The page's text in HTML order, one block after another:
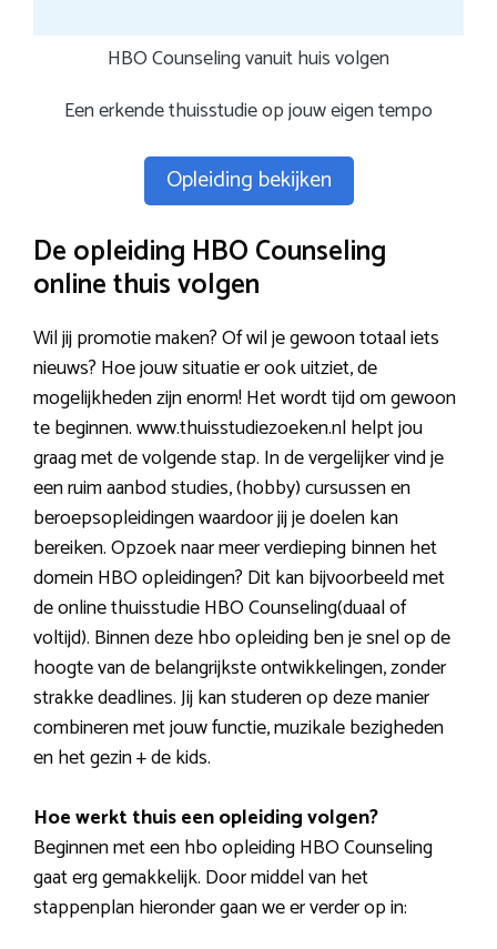
HBO Counseling vanuit huis volgen
Een erkende thuisstudie op jouw eigen tempo
Opleiding bekijken
De opleiding HBO Counseling
online thuis volgen
Wil jij promotie maken? Of wil je gewoon totaal iets
nieuws? Hoe jouw situatie er ook uitziet, de
mogelijkheden zijn enorm! Het wordt tijd om gewoon
te beginnen. www.thuisstudiezoeken.nl helpt jou
graag met de volgende stap. In de vergelijker vind je
een ruim aanbod studies, (hobby) cursussen en
beroepsopleidingen waardoor jij je doelen kan
bereiken. Opzoek naar meer verdieping binnen het
domein HBO opleidingen? Dit kan bijvoorbeeld met
de online thuisstudie HBO Counseling(duaal of
voltijd). Binnen deze hbo opleiding ben je snel op de
hoogte van de belangrijkste ontwikkelingen, zonder
strakke deadlines. Jij kan studeren op deze manier
combineren met jouw functie, muzikale bezigheden
en het gezin + de kids.
Hoe werkt thuis een opleiding volgen?
Beginnen met een hbo opleiding HBO Counseling
gaat erg gemakkelijk. Door middel van het
stappenplan hieronder gaan we er verder op in: